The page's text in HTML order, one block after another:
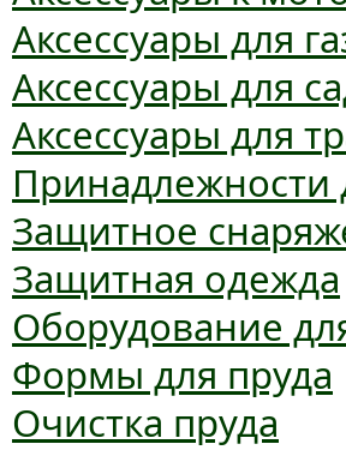
Аксессуары для
Аксессуары для
Аксессуары для
Принадлежности
Защитное
Защитная одежда
Оборудование
Формы для пруда
Очистка пруда